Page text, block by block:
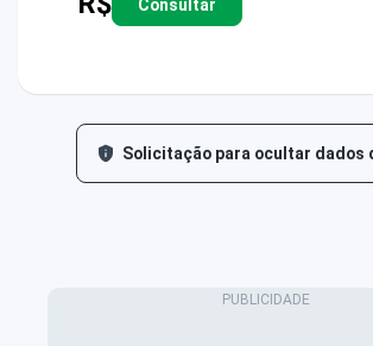
Consultar
Solicitação para ocultar dados